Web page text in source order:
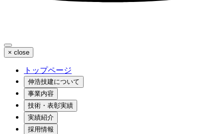
× close
トップページ
伸浩技建について
事業内容
技術・表彰実績
実績紹介
採用情報